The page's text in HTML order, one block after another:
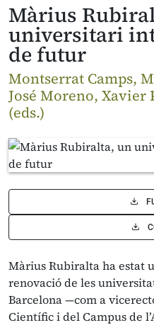
Màrius
universitari
de futur
Montserrat Camps,
José Moreno, Xavier
(eds.)
Màrius Rubiralta ha estat
renovació de les
Barcelona —com a
Científic i del Campus de